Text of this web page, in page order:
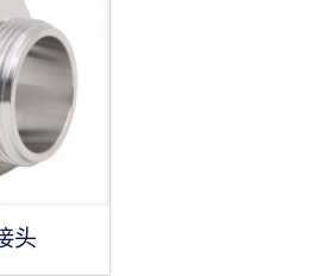
头